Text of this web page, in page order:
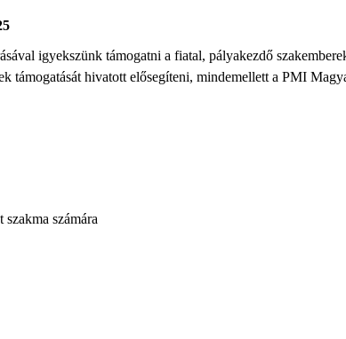
igyekszünk támogatni a fiatal, pályakezdő
támogatását hivatott elősegíteni, mindemellett a PMI
szakma számára